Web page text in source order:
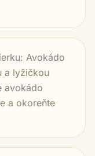
Avokádo
a lyžičkou
avokádo
a okoreňte